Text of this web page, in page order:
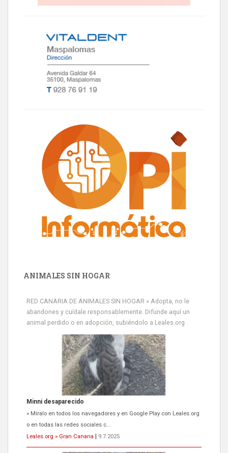
ANIMALES SIN HOGAR
RED CANARIA DE ANIMALES SIN HOGAR » Adopta, no le
abandones y cuídale responsablemente. Difunde aquí un
animal perdido o en adopción, subiéndolo a Leales.org
Minni desaparecido
» Míralo en todos los navegadores y en Google Play con Leales.org
o en todas las redes sociales c...
Leales.org » Gran Canaria
9.7.2025